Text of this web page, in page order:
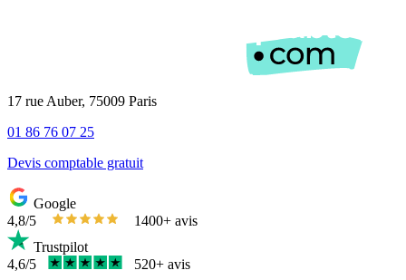
17 rue Auber, 75009 Paris
01 86 76 07 25
Devis comptable gratuit
Google
4,8/5
1400+ avis
Trustpilot
4,6/5
520+ avis